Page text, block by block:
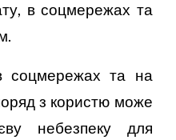
в соцмережах та
соцмережах та на
з користю може
небезпеку для